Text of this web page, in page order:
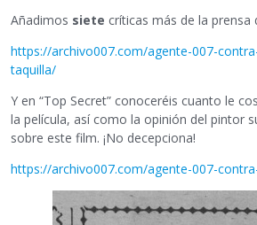
Añadimos siete críticas más de la prensa
https://archivo007.com/agente-007-
taquilla/
Y en “Top Secret” conoceréis cuanto le
la película, así como la opinión del pintor
sobre este film. ¡No decepciona!
https://archivo007.com/agente-007-